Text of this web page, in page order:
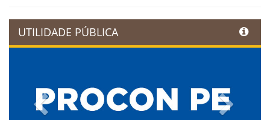
UTILIDADE PÚBLICA
Previous